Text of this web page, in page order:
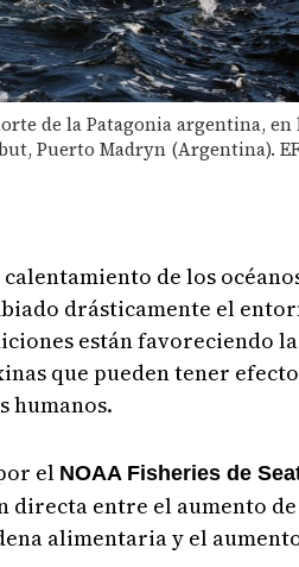
de la Patagonia argentina, en
Puerto Madryn (Argentina).
calentamiento de los
drásticamente el
están favoreciendo
que pueden tener
humanos.
el NOAA Fisheries de
entre el aumento
alimentaria y el